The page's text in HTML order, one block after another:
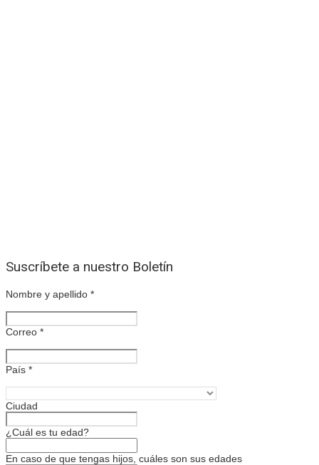
Suscríbete a nuestro Boletín
Nombre y apellido *
Correo *
País *
Ciudad
¿Cuál es tu edad?
En caso de que tengas hijos, cuáles son sus edades